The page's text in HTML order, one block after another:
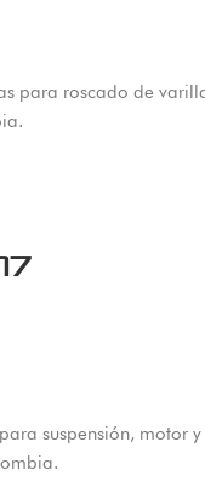
para roscado de
suspensión, motor